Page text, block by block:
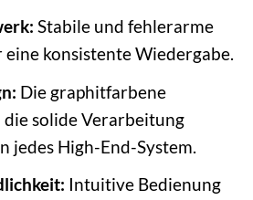
Stabile und fehlerarme
eine konsistente Wiedergabe.
Die graphitfarbene
solide Verarbeitung
jedes High-End-System.
Intuitive Bedienung